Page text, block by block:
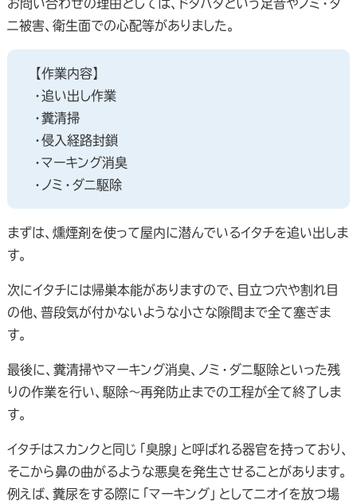
お問い合わせの理由としては、ドタバタという足音やノミ・ダ
ニ被害、衛生面での心配等がありました。
【作業内容】
・追い出し作業
・糞清掃
・侵入経路封鎖
・マーキング消臭
・ノミ・ダニ駆除
まずは、燻煙剤を使って屋内に潜んでいるイタチを追い出しま
す。
次にイタチには帰巣本能がありますので、目立つ穴や割れ目
の他、普段気が付かないような小さな隙間まで全て塞ぎま
す。
最後に、糞清掃やマーキング消臭、ノミ・ダニ駆除といった残
りの作業を行い、駆除～再発防止までの工程が全て終了しま
す。
イタチはスカンクと同じ「臭腺」と呼ばれる器官を持っており、
そこから鼻の曲がるような悪臭を発生させることがあります。
例えば、糞尿をする際に「マーキング」としてニオイを放つ場